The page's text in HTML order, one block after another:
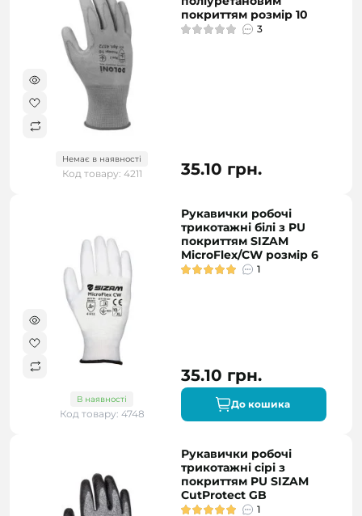
Немає в наявності
Код товару: 4211
покриттям розмір 10
3
35.10 грн.
В наявності
Код товару: 4748
Рукавички робочі
трикотажні білі з PU
покриттям SIZAM
MicroFlex/CW розмір 6
1
35.10 грн.
До кошика
Рукавички робочі
трикотажні сірі з
покриттям PU SIZAM
CutProtect GB
1